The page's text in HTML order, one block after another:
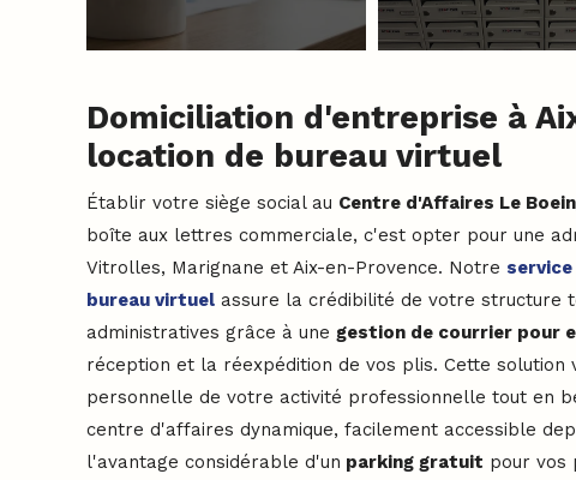
Domiciliation d'entreprise à
location de bureau virtuel
Établir votre siège social au Centre d'Affaires Le
boîte aux lettres commerciale, c'est opter pour une
Vitrolles, Marignane et Aix-en-Provence. Notre
bureau virtuel assure la crédibilité de votre structure
administratives grâce à une gestion de courrier pour
réception et la réexpédition de vos plis. Cette
personnelle de votre activité professionnelle tout en
centre d'affaires dynamique, facilement accessible
l'avantage considérable d'un parking gratuit pour vos